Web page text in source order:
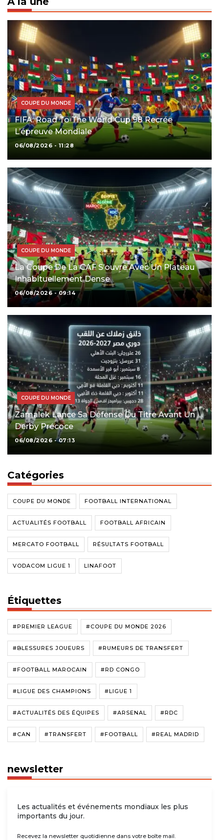
COUPE DU MONDE
FIFA: Road To The World Cup 98 Recrée
L’épreuve Mondiale
06/08/2026 - 11:28
COUPE DU MONDE
La Coupe De La CAF S’ouvre Avec Un Plateau
Inhabituellement Dense
06/08/2026 - 09:14
COUPE DU MONDE
Zamalek Lance Sa Défense Du Titre Avant Un
Derby Précoce
06/08/2026 - 07:13
Catégories
COUPE DU MONDE FOOTBALL INTERNATIONAL
ACTUALITÉS FOOTBALL FOOTBALL AFRICAIN
MERCATO FOOTBALL RÉSULTATS FOOTBALL
VODACOM LIGUE 1 LINAFOOT
Étiquettes
#PREMIER LEAGUE #COUPE DU MONDE 2026
#BLESSURES JOUEURS #RUMEURS DE TRANSFERT
#FOOTBALL MAROCAIN #RD CONGO
#LIGUE DES CHAMPIONS #LIGUE 1
#ACTUALITÉS DES ÉQUIPES #ARSENAL #RDC
#CAN #TRANSFERT #FOOTBALL #REAL MADRID
newsletter
Les actualités et événements mondiaux les plus
importants du jour.
Recevez la newsletter quotidienne dans votre boîte mail.